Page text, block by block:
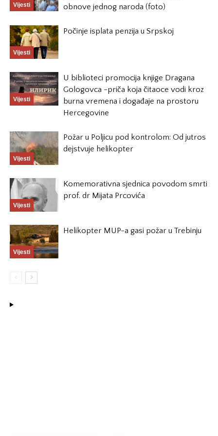
Vijesti
obnove jednog naroda (foto)
Vijesti
Počinje isplata penzija u Srpskoj
Vijesti
U biblioteci promocija knjige Dragana
Gologovca -priča koja čitaoce vodi kroz
burna vremena i događaje na prostoru
Hercegovine
Vijesti
Požar u Poljicu pod kontrolom: Od jutros
dejstvuje helikopter
Vijesti
Komemorativna sjednica povodom smrti
prof. dr Mijata Prcovića
Vijesti
Helikopter MUP-a gasi požar u Trebinju